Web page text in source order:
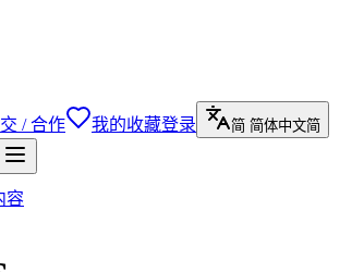
/ 合作 我的收藏登录 简 简体中文简
容